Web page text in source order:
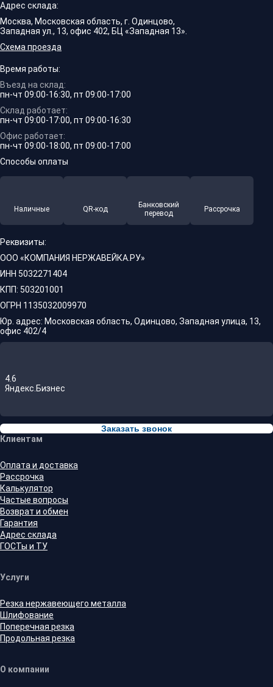
Адрес склада:
Москва, Московская область, г. Одинцово,
Западная ул., 13, офис 402, БЦ «Западная 13».
Схема проезда
Время работы:
Въезд на склад:
пн-чт 09:00-16:30, пт 09:00-17:00
Склад работает:
пн-чт 09:00-17:00, пт 09:00-16:30
Офис работает:
пн-чт 09:00-18:00, пт 09:00-17:00
Способы оплаты
Наличные QR-код
Банковский
перевод
Рассрочка
Реквизиты:
ООО «КОМПАНИЯ НЕРЖАВЕЙКА.РУ»
ИНН 5032271404
КПП: 503201001
ОГРН 1135032009970
Юр. адрес: Московская область, Одинцово, Западная улица, 13,
офис 402/4
4.6
Яндекс.Бизнес
Заказать звонок
Клиентам
Оплата и доставка
Рассрочка
Калькулятор
Частые вопросы
Возврат и обмен
Гарантия
Адрес склада
ГОСТы и ТУ
Услуги
Резка нержавеющего металла
Шлифование
Поперечная резка
Продольная резка
О компании